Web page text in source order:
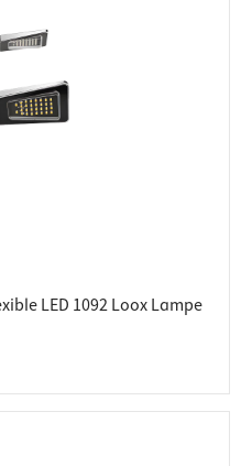
LED 1092 Loox Lampe